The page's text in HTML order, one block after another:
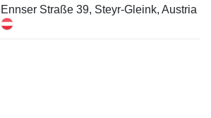
Ennser Straße 39, Steyr-Gleink, Austria